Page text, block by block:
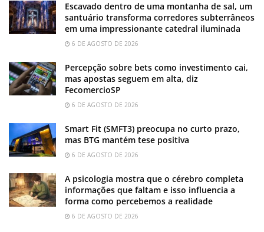
Escavado dentro de uma montanha de sal, um
santuário transforma corredores subterrâneos
em uma impressionante catedral iluminada
6 DE AGOSTO DE 2026
Percepção sobre bets como investimento cai,
mas apostas seguem em alta, diz
FecomercioSP
6 DE AGOSTO DE 2026
Smart Fit (SMFT3) preocupa no curto prazo,
mas BTG mantém tese positiva
6 DE AGOSTO DE 2026
A psicologia mostra que o cérebro completa
informações que faltam e isso influencia a
forma como percebemos a realidade
6 DE AGOSTO DE 2026